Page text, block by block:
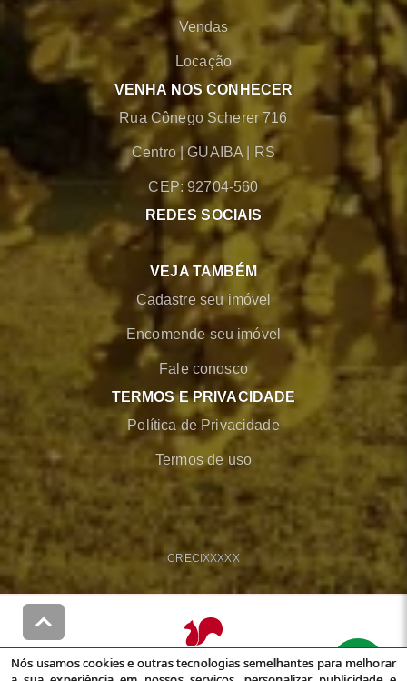
Vendas
Locação
VENHA NOS CONHECER
Rua Cônego Scherer 716
Centro |GUAIBA RS
CEP: 92704-560
REDES SOCIAIS
VEJA TAMBÉM
Cadastre seu imóvel
Encomende seu imóvel
Fale conosco
TERMOS E PRIVACIDADE
Política de Privacidade
Termos de uso
CRECI XXXXX
© Desenvolvido pelaagil.net
Nós usamos cookies e outras tecnologias semelhantes para melhorar